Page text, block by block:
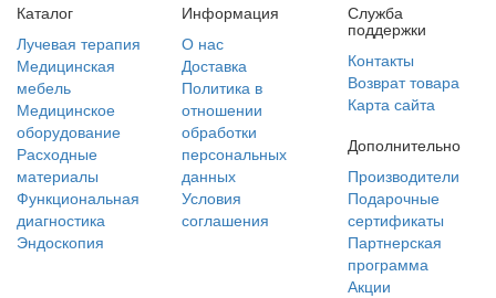
Каталог
Лучевая терапия
Медицинская
мебель
Медицинское
оборудование
Расходные
материалы
Функциональная
диагностика
Эндоскопия
Информация
О нас
Доставка
Политика в
отношении
обработки
персональных
данных
Условия
соглашения
Служба
поддержки
Контакты
Возврат товара
Карта сайта
Дополнительно
Производители
Подарочные
сертификаты
Партнерская
программа
Акции